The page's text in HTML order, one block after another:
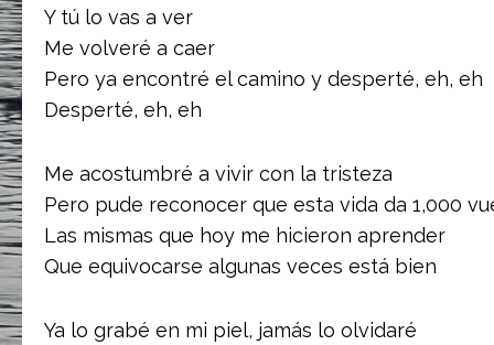
Y tú lo vas a ver
Me volveré a caer
Pero ya encontré el camino y desperté, eh, eh
Desperté, eh, eh
Me acostumbré a vivir con la tristeza
Pero pude reconocer que esta vida da 1,000
Las mismas que hoy me hicieron aprender
Que equivocarse algunas veces está bien
Ya lo grabé en mi piel, jamás lo olvidaré